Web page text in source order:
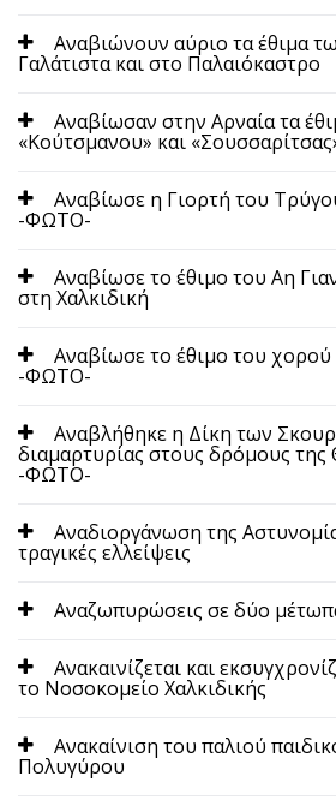
Αναβιώνουν αύριο τα έθιμα
Γαλάτιστα και στο Παλαιόκαστρο
Αναβίωσαν στην Αρναία τα
«Κούτσμανου» και
Αναβίωσε η Γιορτή του
-ΦΩΤΟ-
Αναβίωσε το έθιμο του Αη
στη Χαλκιδική
Αναβίωσε το έθιμο του χορού
-ΦΩΤΟ-
Αναβλήθηκε η Δίκη των
διαμαρτυρίας στους δρόμους της
-ΦΩΤΟ-
Αναδιοργάνωση της
τραγικές ελλείψεις
Αναζωπυρώσεις σε δύο
Ανακαινίζεται και
το Νοσοκομείο Χαλκιδικής
Ανακαίνιση του παλιού
Πολυγύρου